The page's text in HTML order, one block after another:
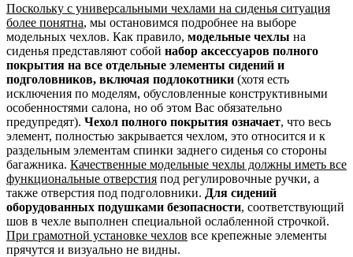
Поскольку с универсальными чехлами на сиденья ситуация
более понятна, мы остановимся подробнее на выборе
модельных чехлов. Как правило, модельные чехлы на
сиденья представляют собой набор аксессуаров полного
покрытия на все отдельные элементы сидений и
подголовников, включая подлокотники (хотя есть
исключения по моделям, обусловленные конструктивными
особенностями салона, но об этом Вас обязательно
предупредят). Чехол полного покрытия означает, что весь
элемент, полностью закрывается чехлом, это относится и к
раздельным элементам спинки заднего сиденья со стороны
багажника. Качественные модельные чехлы должны иметь все
функциональные отверстия под регулировочные ручки, а
также отверстия под подголовники. Для сидений
оборудованных подушками безопасности, соответствующий
шов в чехле выполнен специальной ослабленной строчкой.
При грамотной установке чехлов все крепежные элементы
прячутся и визуально не видны.